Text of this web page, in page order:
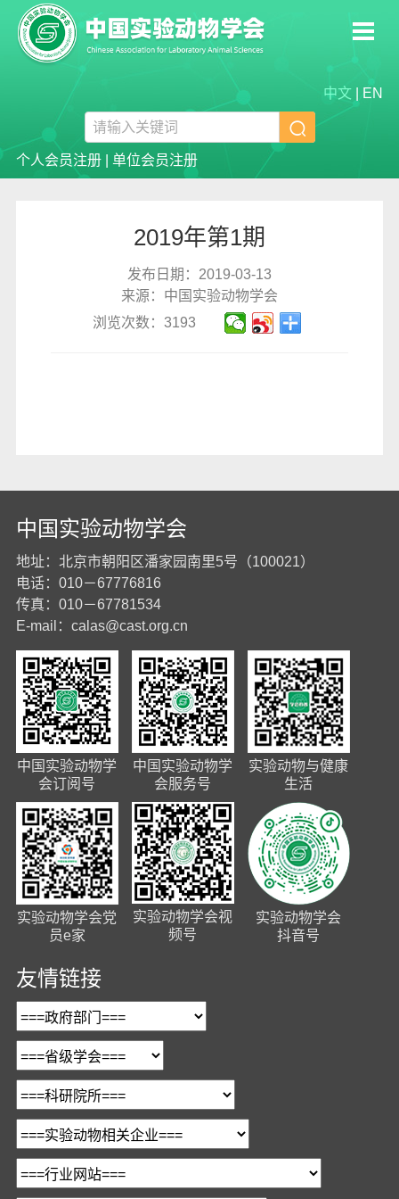
中文 EN

个人会员注册| 单位会员注册
2019年第1期
发布日期：2019-03-13
来源：中国实验动物学会
浏览次数：3193
中国实验动物学会
地址：北京市朝阳区潘家园南里5号（100021）
电话：010－67776816
传真：010－67781534
E-mail： calas@cast.org.cn
中国实验动物学
会订阅号
中国实验动物学
会服务号
实验动物与健康
生活
实验动物学会党
员e家
实验动物学会视
频号
实验动物学会
抖音号
友情链接